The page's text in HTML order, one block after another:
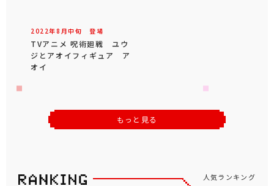
2022年8 月中旬 登場
TVアニメ 呪術廻戦 ユウ
ジとアオイフィギュア ア
オイ
もっと見る
人気ランキング